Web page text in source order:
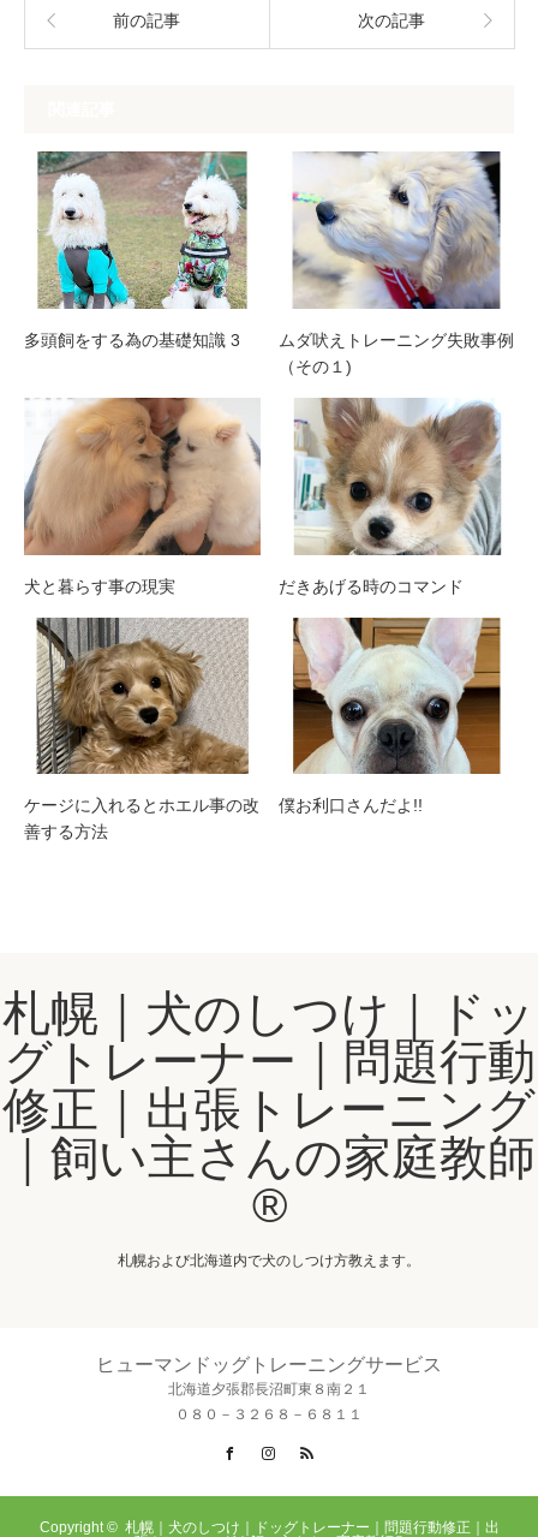
前の記事 次の記事
多頭飼をする為の基礎知識 3
ムダ吠えトレーニング失敗事例
（その１)
犬と暮らす事の現実 だきあげる時のコマンド
ケージに入れるとホエル事の改
善する方法
僕お利口さんだよ!!
札幌｜犬のしつけ｜ドッ
グトレーナー｜問題行動
修正｜出張トレーニング
｜飼い主さんの家庭教師
®️
札幌および北海道内で犬のしつけ方教えます。
ヒューマンドッグトレーニングサービス
北海道夕張郡長沼町東８南２１
０８０－３２６８－６８１１
FacebookInstagram
Copyright © 札幌｜犬のしつけ｜ドッグトレーナー｜問題行動修正｜出